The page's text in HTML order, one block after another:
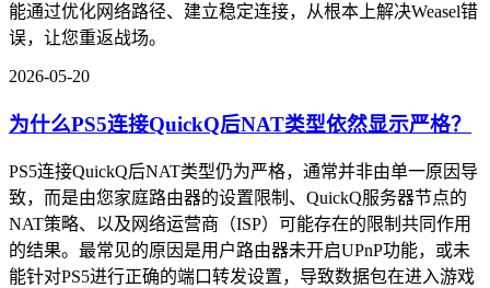
能通过优化网络路径、建立稳定连接，从根本上解决Weasel错
误，让您重返战场。
2026-05-20
为什么PS5连接QuickQ后NAT类型依然显示严格？
PS5连接QuickQ后NAT类型仍为严格，通常并非由单一原因导
致，而是由您家庭路由器的设置限制、QuickQ服务器节点的
NAT策略、以及网络运营商（ISP）可能存在的限制共同作用
的结果。最常见的原因是用户路由器未开启UPnP功能，或未
能针对PS5进行正确的端口转发设置，导致数据包在进入游戏